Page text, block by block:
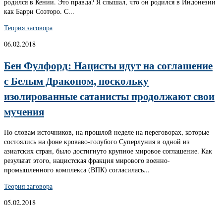
как Барри Соэторо. С...
Теория заговора
06.02.2018
Бен Фулфорд: Нацисты идут на соглашение
с Белым Драконом, поскольку
изолированные сатанисты продолжают свои
мучения
По словам источников, на прошлой неделе на переговорах, которые
состоялись на фоне кроваво-голубого Суперлуния в одной из
азиатских стран, было достигнуто крупное мировое соглашение. Как
результат этого, нацистская фракция мирового военно-
промышленного комплекса (ВПК) согласилась...
Теория заговора
05.02.2018